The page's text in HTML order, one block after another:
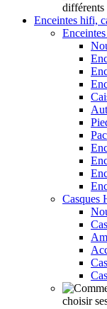
différents
Enceintes hifi,
Casques
choisir